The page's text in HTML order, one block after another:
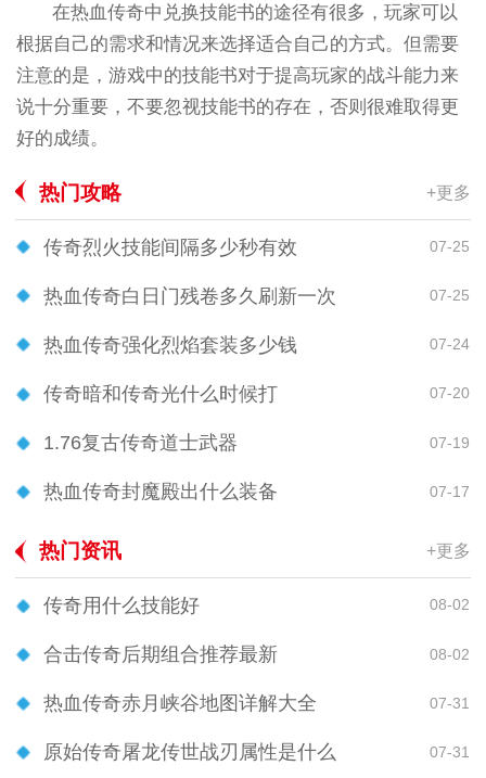
在热血传奇中兑换技能书的途径有很多，玩家可以
根据自己的需求和情况来选择适合自己的方式。但需要
注意的是，游戏中的技能书对于提高玩家的战斗能力来
说十分重要，不要忽视技能书的存在，否则很难取得更
好的成绩。
热门攻略 +更多
传奇烈火技能间隔多少秒有效 07-25
热血传奇白日门残卷多久刷新一次 07-25
热血传奇强化烈焰套装多少钱 07-24
传奇暗和传奇光什么时候打 07-20
1.76复古传奇道士武器 07-19
热血传奇封魔殿出什么装备 07-17
热门资讯 +更多
传奇用什么技能好 08-02
合击传奇后期组合推荐最新 08-02
热血传奇赤月峡谷地图详解大全 07-31
原始传奇屠龙传世战刃属性是什么 07-31